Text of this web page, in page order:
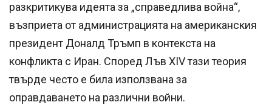
разкритикува идеята за „справедлива война“,
възприета от администрацията на американския
президент Доналд Тръмп в контекста на
конфликта с Иран. Според Лъв XIV тази теория
твърде често е била използвана за
оправдаването на различни войни.